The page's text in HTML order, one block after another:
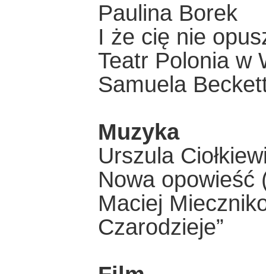
Paulina Borek
I że cię nie
Teatr Polonia w
Samuela
Muzyka
Urszula
Nowa opowieść
Maciej
Czarodzieje”